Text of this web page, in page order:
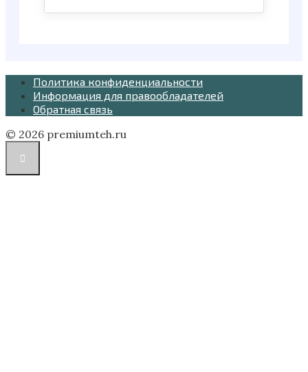
Политика конфиденциальности
Информация для правообладателей
Обратная связь
© 2026 premiumteh.ru